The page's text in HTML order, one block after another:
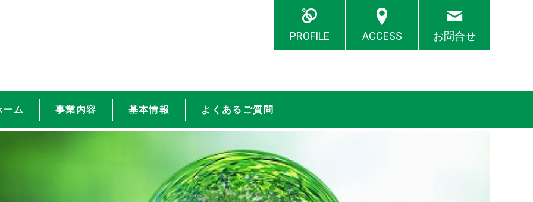
PROFILE ACCESS お問合せ
ーム 事業内容 基本情報 よくあるご質問